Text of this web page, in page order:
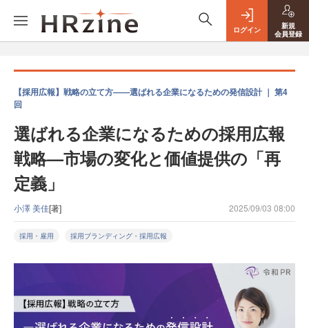
ログイン
新規
会員登録
【採用広報】戦略の立て方——選ばれる企業になるための発信設計 ｜ 第4
回
選ばれる企業になるための採用広報
戦略—市場の変化と価値提供の「再
定義」
小澤 美佳[著] 2025/09/03 08:00
採用・雇用 採用ブランディング・採用広報